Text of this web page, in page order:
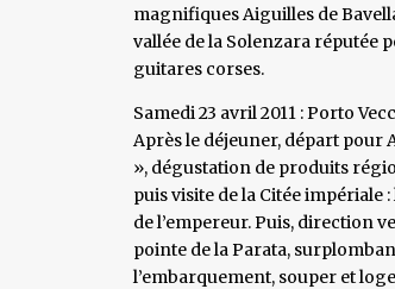
magnifiques Aiguilles de
vallée de la Solenzara réputée
guitares corses.
Samedi 23 avril 2011 : Porto
Après le déjeuner, départ pour
», dégustation de produits
puis visite de la Citée impériale
de l’empereur. Puis, direction
pointe de la Parata,
l’embarquement, souper et